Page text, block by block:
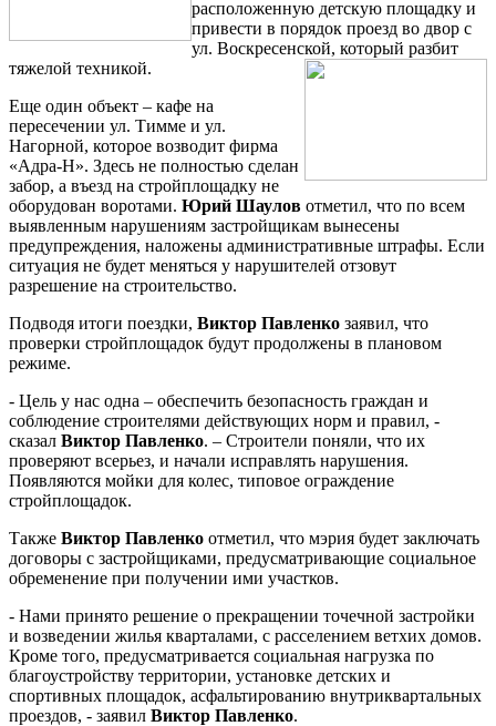
расположенную детскую площадку и
привести в порядок проезд во двор с
ул. Воскресенской, который разбит
тяжелой техникой.
Еще один объект – кафе на
пересечении ул. Тимме и ул.
Нагорной, которое возводит фирма
«Адра-Н». Здесь не полностью сделан
забор, а въезд на стройплощадку не
оборудован воротами. Юрий Шаулов отметил, что по всем
выявленным нарушениям застройщикам вынесены
предупреждения, наложены административные штрафы. Если
ситуация не будет меняться у нарушителей отзовут
разрешение на строительство.
Подводя итоги поездки, Виктор Павленко заявил, что
проверки стройплощадок будут продолжены в плановом
режиме.
- Цель у нас одна – обеспечить безопасность граждан и
соблюдение строителями действующих норм и правил, -
сказал Виктор Павленко. – Строители поняли, что их
проверяют всерьез, и начали исправлять нарушения.
Появляются мойки для колес, типовое ограждение
стройплощадок.
Также Виктор Павленко отметил, что мэрия будет заключать
договоры с застройщиками, предусматривающие социальное
обременение при получении ими участков.
- Нами принято решение о прекращении точечной застройки
и возведении жилья кварталами, с расселением ветхих домов.
Кроме того, предусматривается социальная нагрузка по
благоустройству территории, установке детских и
спортивных площадок, асфальтированию внутриквартальных
проездов, - заявил Виктор Павленко.